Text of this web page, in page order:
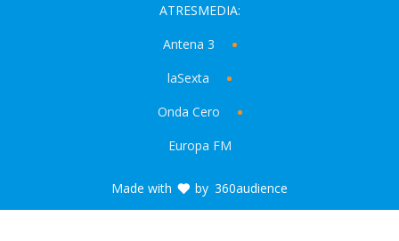
ATRESMEDIA:
Antena 3
laSexta
Onda Cero
Europa FM
Made with by 360audience